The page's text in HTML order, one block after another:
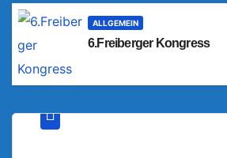
ALLGEMEIN
6.Freiberger Kongress